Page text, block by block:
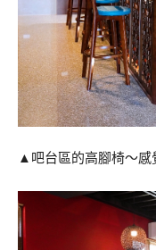
▲吧台區的高腳椅～感